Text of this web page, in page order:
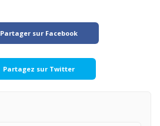
Partager sur Facebook
Partagez sur Twitter